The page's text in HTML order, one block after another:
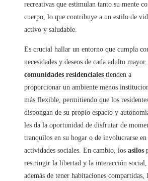
recreativas que estimulan tanto su mente
cuerpo, lo que contribuye a un estilo de
activo y saludable.
Es crucial hallar un entorno que cumpla
necesidades y deseos de cada adulto
comunidades residenciales tienden a
proporcionar un ambiente menos
más flexible, permitiendo que los
dispongan de su propio espacio y
les da la oportunidad de disfrutar de
tranquilos en su hogar o de involucrarse en
actividades sociales. En cambio, los asilos
restringir la libertad y la interacción social,
además de tener habitaciones compartidas,